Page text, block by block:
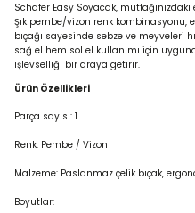
Schafer Easy Soyacak,
Şık pembe/vizon renk kombinasyonu,
bıçağı sayesinde sebze ve meyveleri
sağ el hem sol el kullanımı için
işlevselliği bir araya getirir.
Ürün Özellikleri
Parça sayısı: 1
Renk: Pembe / Vizon
Malzeme: Paslanmaz çelik bıçak,
Boyutlar: